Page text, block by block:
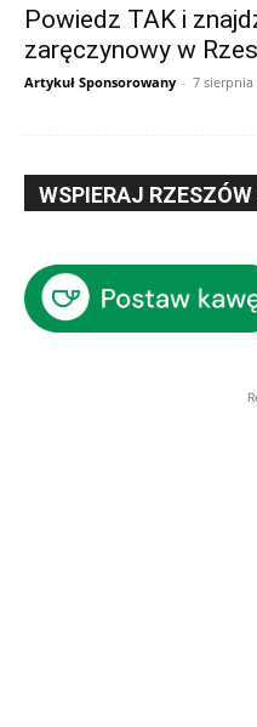
Powiedz TAK i
zaręczynowy w
Artykuł Sponsorowany - 7 sierpnia
WSPIERAJ RZESZÓW